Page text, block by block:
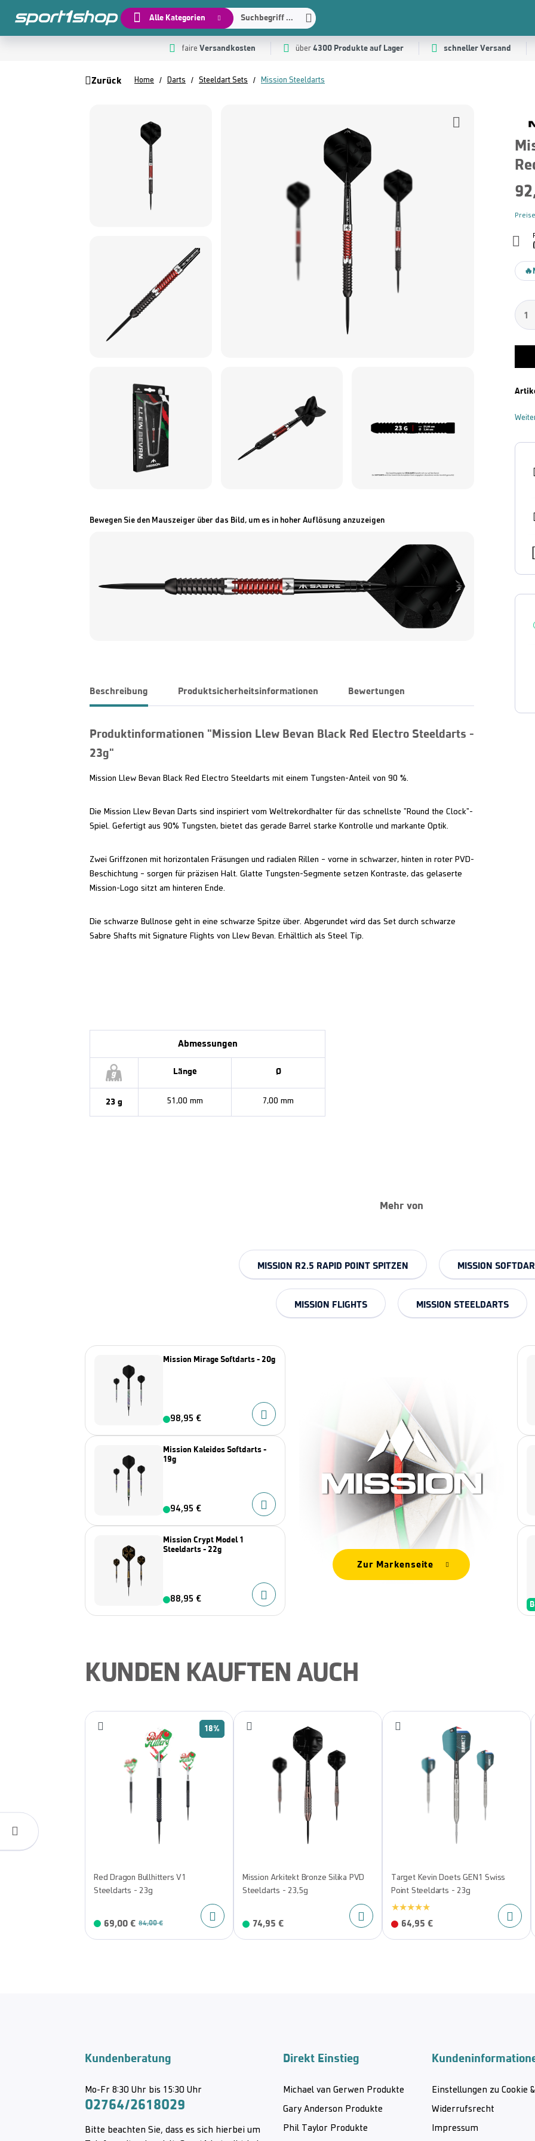
Alle Kategorien Suchbegriff ...
faire Versandkosten über 4300 Produkte auf Lager schneller Versand
Zurück Home Darts Steeldart Sets Mission Steeldarts
Bewegen Sie den Mauszeiger über das Bild, um es in hoher Auflösung anzuzeigen
Beschreibung Produktsicherheitsinformationen Bewertungen
Produktinformationen "Mission Llew Bevan Black Red Electro Steeldarts -
23g"
Mission Llew Bevan Black Red Electro Steeldarts mit einem Tungsten-Anteil von 90 %.
Die Mission Llew Bevan Darts sind inspiriert vom Weltrekordhalter für das schnellste "Round the Clock"-
Spiel. Gefertigt aus 90% Tungsten, bietet das gerade Barrel starke Kontrolle und markante Optik.
Zwei Griffzonen mit horizontalen Fräsungen und radialen Rillen – vorne in schwarzer, hinten in roter PVD-
Beschichtung – sorgen für präzisen Halt. Glatte Tungsten-Segmente setzen Kontraste, das gelaserte
Mission-Logo sitzt am hinteren Ende.
Die schwarze Bullnose geht in eine schwarze Spitze über. Abgerundet wird das Set durch schwarze
Sabre Shafts mit Signature Flights von Llew Bevan. Erhältlich als Steel Tip.
Abmessungen
Länge Ø
23 g 51,00 mm 7,00 mm
🔥
Mehr von
MISSION R2.5 RAPID POINT SPITZEN MISSION
MISSION FLIGHTS MISSION STEELDARTS
Mission Mirage Softdarts - 20g
98,95 €
Mission Kaleidos Softdarts -
19g
94,95 €
Mission Crypt Model 1
Steeldarts - 22g
88,95 €
Zur Markenseite
KUNDEN KAUFTEN AUCH
18%
Red Dragon Bullhitters V1
Steeldarts - 23g
69,00 € 84,00 €
Mission Arkitekt Bronze Silika PVD
Steeldarts - 23,5g
74,95 €
Target Kevin Doets GEN1 Swiss
Point Steeldarts - 23g
64,95 €
Kundenberatung
Mo-Fr 8:30 Uhr bis 15:30 Uhr
02764/2618029
Bitte beachten Sie, dass es sich hierbei um
Direkt Einstieg
Michael van Gerwen Produkte
Gary Anderson Produkte
Phil Taylor Produkte
Einstellungen zu Cookie
Widerrufsrecht
Impressum